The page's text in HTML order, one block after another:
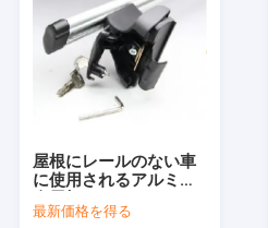
屋根にレールのない車
に使用されるアルミ合
ー
最新価格を得る